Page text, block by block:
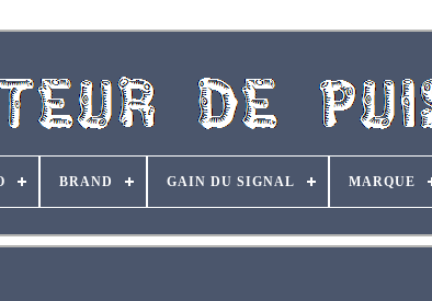
BRAND GAIN DU SIGNAL MARQUE